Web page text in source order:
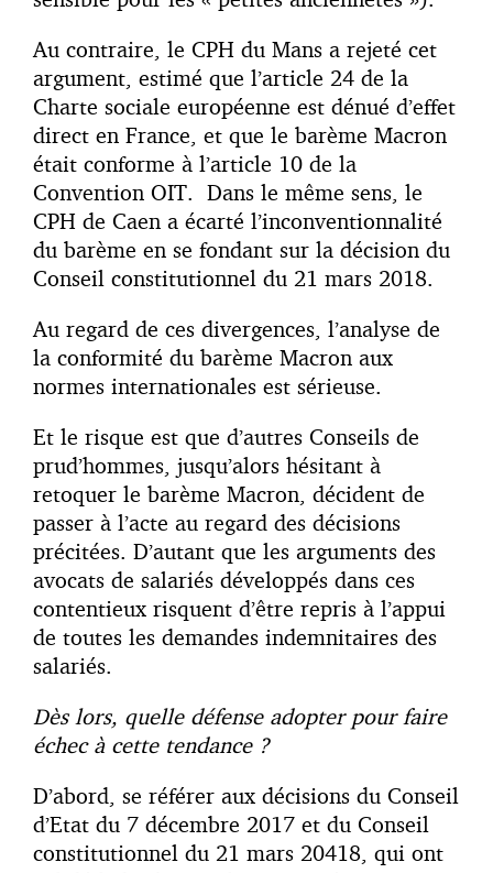
Au contraire, le CPH du Mans a rejeté cet
argument, estimé que l’article 24 de la
Charte sociale européenne est dénué d’effet
direct en France, et que le barème Macron
était conforme à l’article 10 de la
Convention OIT. Dans le même sens, le
CPH de Caen a écarté l’inconventionnalité
du barème en se fondant sur la décision du
Conseil constitutionnel du 21 mars 2018.
Au regard de ces divergences, l’analyse de
la conformité du barème Macron aux
normes internationales est sérieuse.
Et le risque est que d’autres Conseils de
prud’hommes, jusqu’alors hésitant à
retoquer le barème Macron, décident de
passer à l’acte au regard des décisions
précitées. D’autant que les arguments des
avocats de salariés développés dans ces
contentieux risquent d’être repris à l’appui
de toutes les demandes indemnitaires des
salariés.
Dès lors, quelle défense adopter pour faire
échec à cette tendance ?
D’abord, se référer aux décisions du Conseil
d’Etat du 7 décembre 2017 et du Conseil
constitutionnel du 21 mars 20418, qui ont